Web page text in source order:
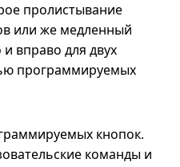
пролистывание
или же медленный
вправо для двух
программируемых
кнопок.
команды и